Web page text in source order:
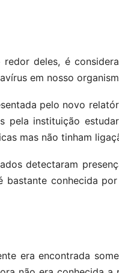
deles, é
em nosso
pelo novo
pela instituição
mas não tinham
detectaram
bastante conhecida
era encontrada